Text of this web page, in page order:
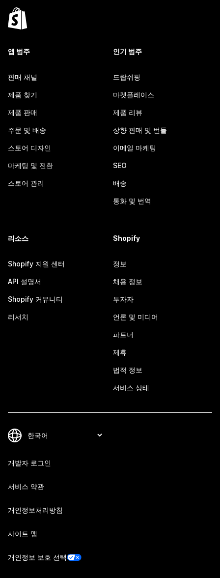
앱 범주
판매 채널
제품 찾기
제품 판매
주문 및 배송
스토어 디자인
마케팅 및 전환
스토어 관리
인기 범주
드랍쉬핑
마켓플레이스
제품 리뷰
상향 판매 및 번들
이메일 마케팅
SEO
배송
통화 및 번역
리소스
Shopify 지원 센터
API 설명서
Shopify 커뮤니티
리서치
Shopify
정보
채용 정보
투자자
언론 및 미디어
파트너
제휴
법적 정보
서비스 상태
개발자 로그인
서비스 약관
개인정보처리방침
사이트 맵
개인정보 보호 선택